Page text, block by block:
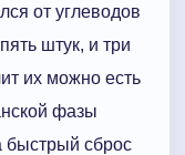
от углеводов
штук, и три
их можно есть
фазы
быстрый сброс